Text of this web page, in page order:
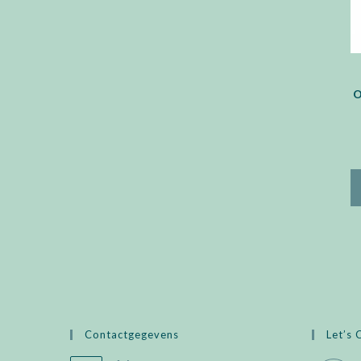
Contactgegevens Let’s